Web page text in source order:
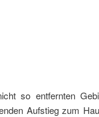
so entfernten
Aufstieg zum